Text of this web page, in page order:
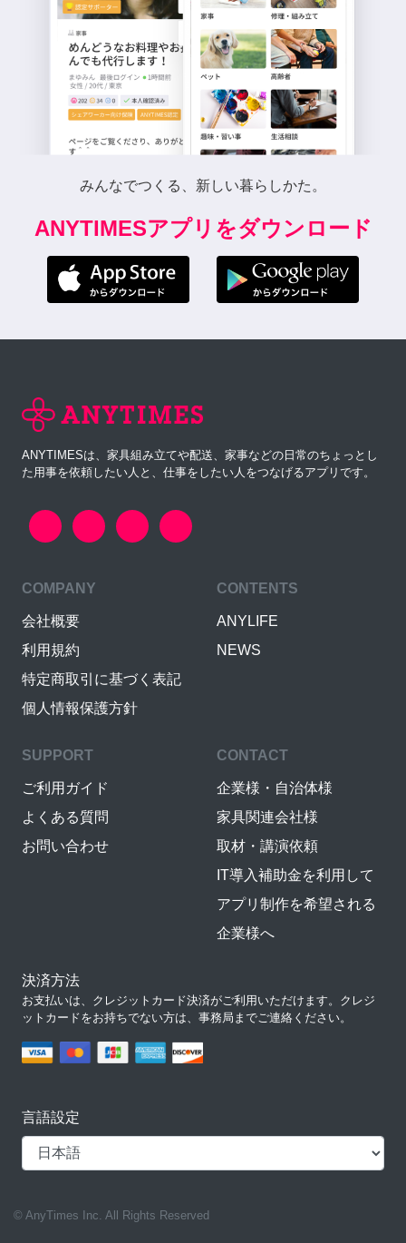
みんなでつくる、新しい暮らしかた。
ANYTIMESアプリをダウンロード
ANYTIMESは、家具組み立てや配送、家事などの日常のちょっとし
た用事を依頼したい人と、仕事をしたい人をつなげるアプリです。
COMPANY
会社概要
利用規約
特定商取引に基づく表記
個人情報保護方針
CONTENTS
ANYLIFE
NEWS
SUPPORT
ご利用ガイド
よくある質問
お問い合わせ
CONTACT
企業様・自治体様
家具関連会社様
取材・講演依頼
IT導入補助金を利用して
アプリ制作を希望される
企業様へ
決済方法
お支払いは、クレジットカード決済がご利用いただけます。クレジ
ットカードをお持ちでない方は、事務局までご連絡ください。
言語設定
© AnyTimes Inc. All Rights Reserved